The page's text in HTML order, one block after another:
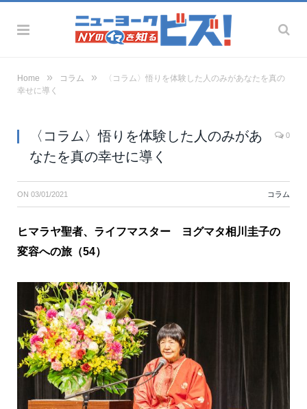
Home » コラム »
〈コラム〉悟りを体験した人のみがあなたを真の
幸せに導く
〈コラム〉悟りを体験した人のみがあ
なたを真の幸せに導く
0
ON 03/01/2021 コラム
ヒマラヤ聖者、ライフマスター ヨグマタ相川圭子の
変容への旅（54）